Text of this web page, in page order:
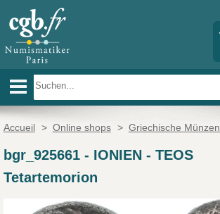
Accueil > Online shops > Griechische Münzen
bgr_925661- IONIEN - TEOS
Tetartemorion